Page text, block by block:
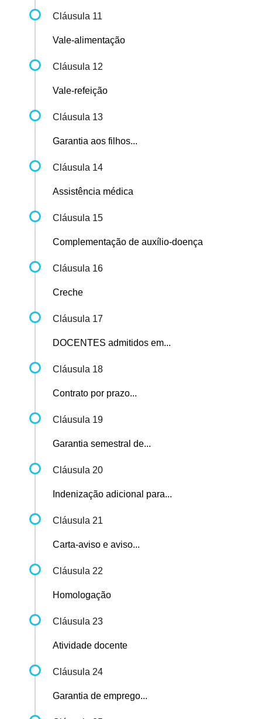
Cláusula 11
Vale-alimentação
Cláusula 12
Vale-refeição
Cláusula 13
Garantia aos filhos...
Cláusula 14
Assistência médica
Cláusula 15
Complementação de auxílio-doença
Cláusula 16
Creche
Cláusula 17
DOCENTES admitidos em...
Cláusula 18
Contrato por prazo...
Cláusula 19
Garantia semestral de...
Cláusula 20
Indenização adicional para...
Cláusula 21
Carta-aviso e aviso...
Cláusula 22
Homologação
Cláusula 23
Atividade docente
Cláusula 24
Garantia de emprego...